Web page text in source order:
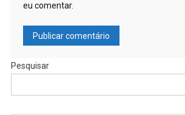
eu comentar.
Pesquisar